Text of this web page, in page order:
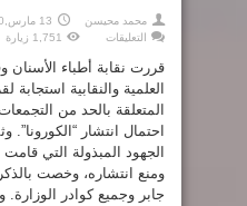
محمد محيسن 13 مارس,2020
التعليقات
الأسنان”
توقف
مؤتمراتها
العلمية
والنقابية
مغلقة
1,751 زيارة
قررت نقابة أطباء الأسنان
العلمية والنقابية
المتعلقة بالحد من
احتمال انتشار “الكورونا”.
الجهود المبذولة التي
ومنع انتشاره، وخصت
جابر وجميع كوادر الوزارة.